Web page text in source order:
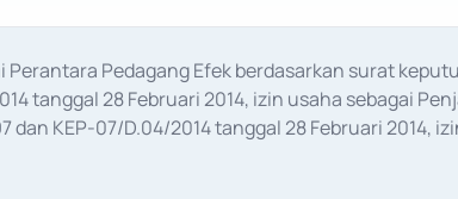
Pedagang Efek berdasarkan surat
tanggal 28 Februari 2014, izin usaha sebagai
dan KEP-07/D.04/2014 tanggal 28 Februari 2014,